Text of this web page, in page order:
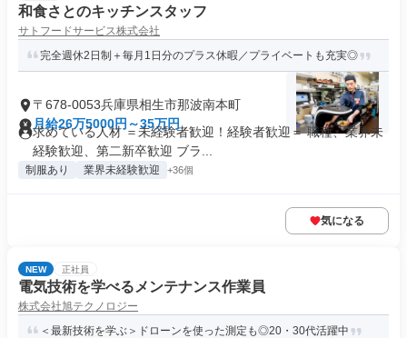
和食さとのキッチンスタッフ
サトフードサービス株式会社
完全週休2日制＋毎月1日分のプラス休暇／プライベートも充実◎
〒678-0053兵庫県相生市那波南本町
月給26万5000円～35万円
求めている人材 ＝未経験者歓迎！経験者歓迎＝ 職種、業界未
経験歓迎、第二新卒歓迎 ブラ...
制服あり 業界未経験歓迎 +36個
気になる
NEW 正社員
電気技術を学べるメンテナンス作業員
株式会社旭テクノロジー
＜最新技術を学ぶ＞ドローンを使った測定も◎20・30代活躍中